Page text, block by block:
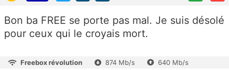
Bon ba FREE se porte pas mal. Je suis désolé
pour ceux qui le croyais mort.
Freebox révolution 874 Mb/s 640 Mb/s